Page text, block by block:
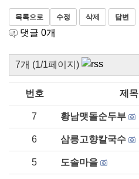
목록으로 수정 삭제 답변
댓글 0개
7개 (1/1페이지)
번호 제목
7 황남맷돌순두부
6 삼릉고향칼국수
5 도솔마을